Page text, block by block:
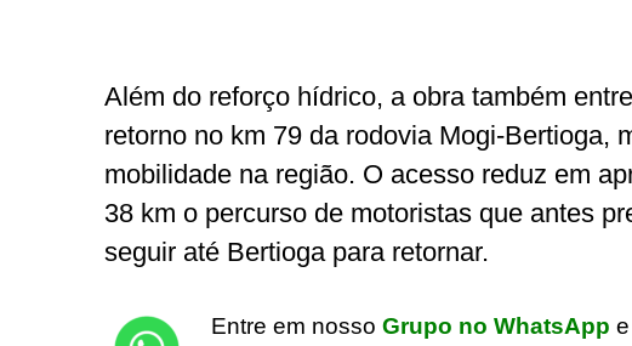
Além do reforço hídrico, a obra também
retorno no km 79 da rodovia Mogi-Bertioga,
mobilidade na região. O acesso reduz em
38 km o percurso de motoristas que antes
seguir até Bertioga para retornar.
Entre em nosso Grupo no WhatsApp